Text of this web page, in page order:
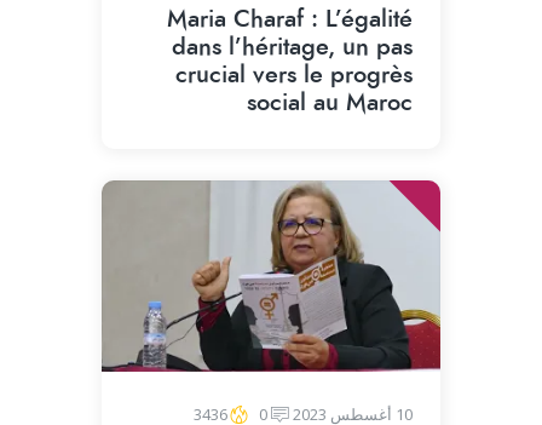
Maria Charaf : L’égalité
dans l’héritage, un pas
crucial vers le progrès
social au Maroc
10 أغسطس 2023 0
3436